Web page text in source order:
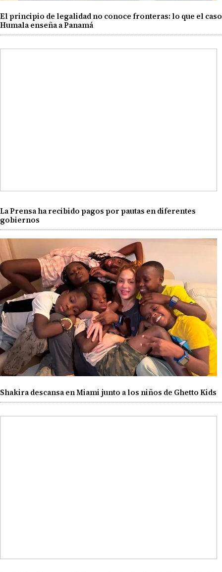
El principio de legalidad no conoce fronteras: lo que el caso
Humala enseña a Panamá
La Prensa ha recibido pagos por pautas en diferentes
gobiernos
Shakira descansa en Miami junto a los niños de Ghetto Kids